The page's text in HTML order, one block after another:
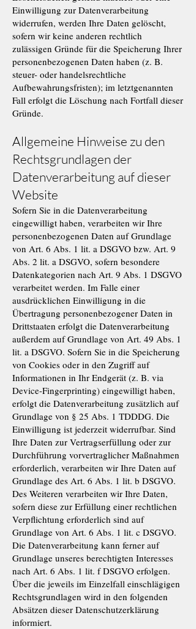
Einwilligung zur Datenverarbeitung
widerrufen, werden Ihre Daten gelöscht,
sofern wir keine anderen rechtlich
zulässigen Gründe für die Speicherung Ihrer
personenbezogenen Daten haben (z. B.
steuer- oder handelsrechtliche
Aufbewahrungsfristen); im letztgenannten
Fall erfolgt die Löschung nach Fortfall dieser
Gründe.
Allgemeine Hinweise zu den
Rechtsgrundlagen der
Datenverarbeitung auf dieser
Website
Sofern Sie in die Datenverarbeitung
eingewilligt haben, verarbeiten wir Ihre
personenbezogenen Daten auf Grundlage
von Art. 6 Abs. 1 lit. a DSGVO bzw. Art. 9
Abs. 2 lit. a DSGVO, sofern besondere
Datenkategorien nach Art. 9 Abs. 1 DSGVO
verarbeitet werden. Im Falle einer
ausdrücklichen Einwilligung in die
Übertragung personenbezogener Daten in
Drittstaaten erfolgt die Datenverarbeitung
außerdem auf Grundlage von Art. 49 Abs. 1
lit. a DSGVO. Sofern Sie in die Speicherung
von Cookies oder in den Zugriff auf
Informationen in Ihr Endgerät (z. B. via
Device-Fingerprinting) eingewilligt haben,
erfolgt die Datenverarbeitung zusätzlich auf
Grundlage von § 25 Abs. 1 TDDDG. Die
Einwilligung ist jederzeit widerrufbar. Sind
Ihre Daten zur Vertragserfüllung oder zur
Durchführung vorvertraglicher Maßnahmen
erforderlich, verarbeiten wir Ihre Daten auf
Grundlage des Art. 6 Abs. 1 lit. b DSGVO.
Des Weiteren verarbeiten wir Ihre Daten,
sofern diese zur Erfüllung einer rechtlichen
Verpflichtung erforderlich sind auf
Grundlage von Art. 6 Abs. 1 lit. c DSGVO.
Die Datenverarbeitung kann ferner auf
Grundlage unseres berechtigten Interesses
nach Art. 6 Abs. 1 lit. f DSGVO erfolgen.
Über die jeweils im Einzelfall einschlägigen
Rechtsgrundlagen wird in den folgenden
Absätzen dieser Datenschutzerklärung
informiert.